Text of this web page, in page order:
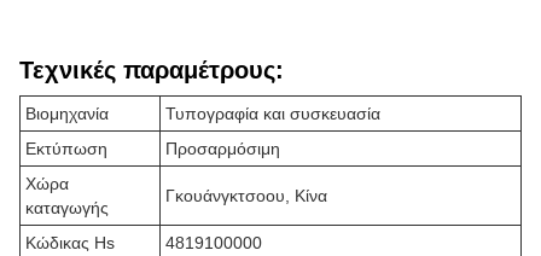
Τεχνικές παραμέτρους:
Βιομηχανία
Τυπογραφία και συσκευασία
Εκτύπωση
Προσαρμόσιμη
Χώρα
καταγωγής
Γκουάνγκτσοου, Κίνα
Κώδικας Hs
4819100000